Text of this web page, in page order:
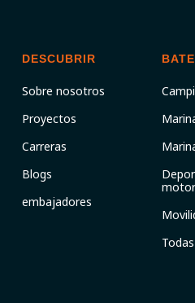
DESCUBRIR
Sobre nosotros
Proyectos
Carreras
Blogs
embajadores